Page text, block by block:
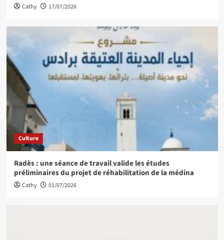
Cathy 17/07/2026
Culture
Radès : une séance de travail valide les études
préliminaires du projet de réhabilitation de la médina
Cathy 01/07/2026